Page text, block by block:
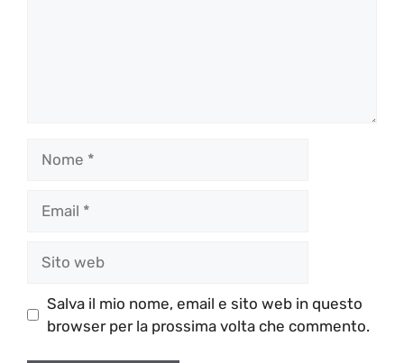
web
Salva il mio nome, email e sito web in questo
browser per la prossima volta che commento.